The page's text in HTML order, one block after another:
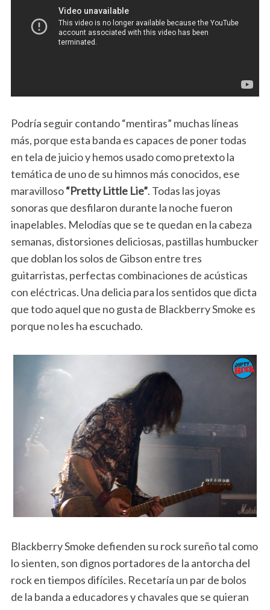
Podría seguir contando “mentiras” muchas líneas
más, porque esta banda es capaces de poner todas
en tela de juicio y hemos usado como pretexto la
temática de uno de su himnos más conocidos, ese
maravilloso“Pretty Little Lie”. Todas las joyas
sonoras que desfilaron durante la noche fueron
inapelables. Melodías que se te quedan en la cabeza
semanas, distorsiones deliciosas, pastillas humbucker
que doblan los solos de Gibson entre tres
guitarristas, perfectas combinaciones de acústicas
con eléctricas. Una delicia para los sentidos que dicta
que todo aquel que no gusta de Blackberry Smoke es
porque no les ha escuchado.
Blackberry Smoke defienden su rock sureño tal como
lo sienten, son dignos portadores de la antorcha del
rock en tiempos difíciles. Recetaría un par de bolos
de la banda a educadores y chavales que se quieran